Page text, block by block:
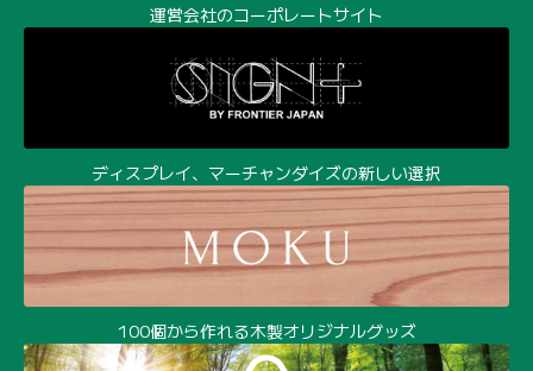
運営会社のコーポレートサイト
ディスプレイ、マーチャンダイズの新しい選択
100個から作れる木製オリジナルグッズ